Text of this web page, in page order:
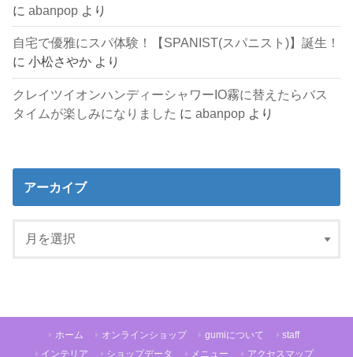
にabanpop より
自宅で優雅にスパ体験！【SPANIST(スパニスト)】誕生！
に小松さやか より
クレイツイオンハンディーシャワーIO霧に替えたらバス
タイムが楽しみになりました にabanpop より
アーカイブ
ホーム オンラインショップ gumiについて
staff
インテリア
ショップデータ メニュー アクセスマップ